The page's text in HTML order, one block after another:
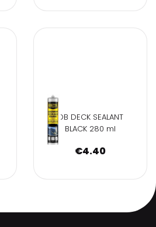
DB DECK SEALANT
BLACK 280 ml
€4.40